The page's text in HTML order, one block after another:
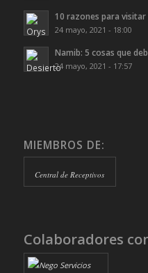
10 razones para visitar
24 mayo, 2021 - 18:00
Namib: 5 cosas que
24 mayo, 2021 - 17:57
MIEMBROS DE:
Central de Receptivos
Colaboradores